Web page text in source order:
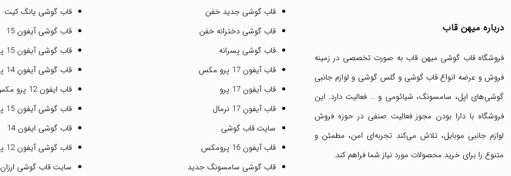
درباره میهن قاب
فروشگاه قاب گوشی میهن قاب به صورت تخصصی در زمینه
فروش و عرضه انواع قاب گوشی وگلس گوشی و لوازم جانبی
گوشی‌های اپل، سامسونگ، شیائومی و … فعالیت دارد. این
فروشگاه با دارا بودن مجوز فعالیت صنفی در حوزه فروش
لوازم جانبی موبایل، تلاش می‌کند تجربه‌ای امن، مطمئن و
متنوع را برای خرید محصولات مورد نیاز شما فراهم کند.
قاب گوشی جدید خفن
قاب گوشی دخترانه خفن
قاب گوشی پسرانه
قاب آیفون 17 پرو مکس
قاب آیفون 17 پرو
قاب آیفون 17 نرمال
سایت قاب گوشی
قاب آیفون 16 پرومکس
قاب گوشی سامسونگ جدید
قاب گوشی یانگ کیت
قاب گوشی آیفون 15
قاب گوشی آیفون 15 پرو مکس
قاب گوشی آیفون 14 پرو مکس
قاب ایفون 12 پرو مکس
قاب گوشی آیفون 15 پرو
قاب گوشی ایفون 14
قاب گوشی آیفون 12 پرو
سایت قاب گوشی ارزان